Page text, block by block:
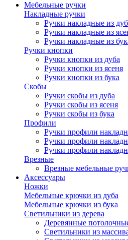
Мебельные ручки
Накладные ручки
Ручки накладные из
Ручки накладные из
Ручки накладные из
Ручки кнопки
Ручки кнопки из дуба
Ручки кнопки из ясеня
Ручки кнопки из бука
Скобы
Ручки скобы из дуба
Ручки скобы из ясеня
Ручки скобы из бука
Профили
Ручки профили
Ручки профили
Ручки профили
Врезные
Врезные мебельные
Аксессуары
Ножки
Мебельные крючки из дуба
Мебельные крючки из бука
Светильники из дерева
Деревянные
Светильники из